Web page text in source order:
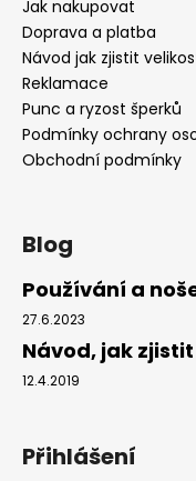
Jak nakupovat
Doprava a platba
Návod jak zjistit
Reklamace
Punc a ryzost šperků
Podmínky ochrany
Obchodní podmínky
Blog
Používání a
27.6.2023
Návod, jak
12.4.2019
Přihlášení